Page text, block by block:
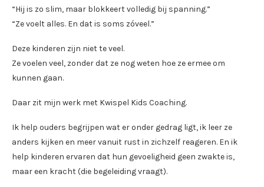
“Hij is zo slim, maar blokkeert volledig bij spanning.”
“Ze voelt alles. En dat is soms zóveel.”
Deze kinderen zijn niet te veel.
Ze voelen veel, zonder dat ze nog weten hoe ze ermee om
kunnen gaan.
Daar zit mijn werk met Kwispel Kids Coaching.
Ik help ouders begrijpen wat er onder gedrag ligt, ik leer ze
anders kijken en meer vanuit rust in zichzelf reageren. En ik
help kinderen ervaren dat hun gevoeligheid geen zwakte is,
maar een kracht (die begeleiding vraagt).